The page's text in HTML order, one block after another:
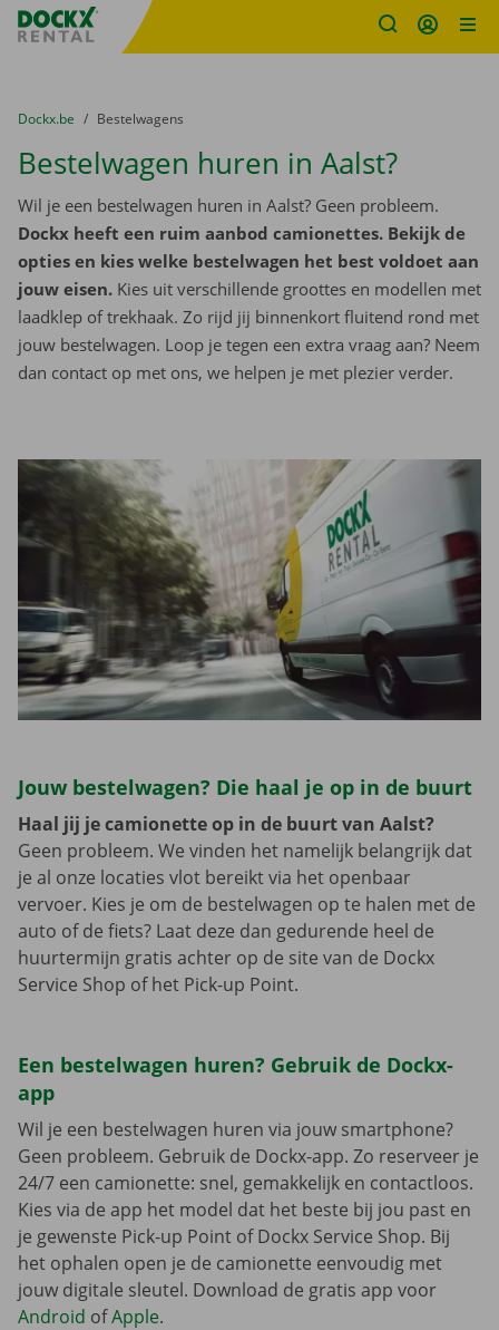
Fratello DEMO
U bevindt zich hier:
van
Dockx.be naar
Bestelwagens
Bestelwagen huren in Aalst?
Wil je een bestelwagen huren in Aalst? Geen probleem.
Dockx heeft een ruim aanbod camionettes. Bekijk de
opties en kies welke bestelwagen het best voldoet aan
jouw eisen. Kies uit verschillende groottes en modellen met
laadklep of trekhaak. Zo rijd jij binnenkort fluitend rond met
jouw bestelwagen. Loop je tegen een extra vraag aan? Neem
dan contact op met ons, we helpen je met plezier verder.
Jouw bestelwagen? Die haal je op in de buurt
Haal jij je camionette op in de buurt van Aalst?
Geen probleem. We vinden het namelijk belangrijk dat
je al onze locaties vlot bereikt via het openbaar
vervoer. Kies je om de bestelwagen op te halen met de
auto of de fiets? Laat deze dan gedurende heel de
huurtermijn gratis achter op de site van de Dockx
Service Shop of het Pick-up Point.
Een bestelwagen huren? Gebruik de Dockx-
app
Wil je een bestelwagen huren via jouw smartphone?
Geen probleem. Gebruik de Dockx-app. Zo reserveer je
24/7 een camionette: snel, gemakkelijk en contactloos.
Kies via de app het model dat het beste bij jou past en
je gewenste Pick-up Point of Dockx Service Shop. Bij
het ophalen open je de camionette eenvoudig met
jouw digitale sleutel. Download de gratis app voor
Android ofApple.